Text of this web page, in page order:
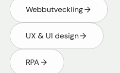
Webbutveckling
UX & UI design
RPA